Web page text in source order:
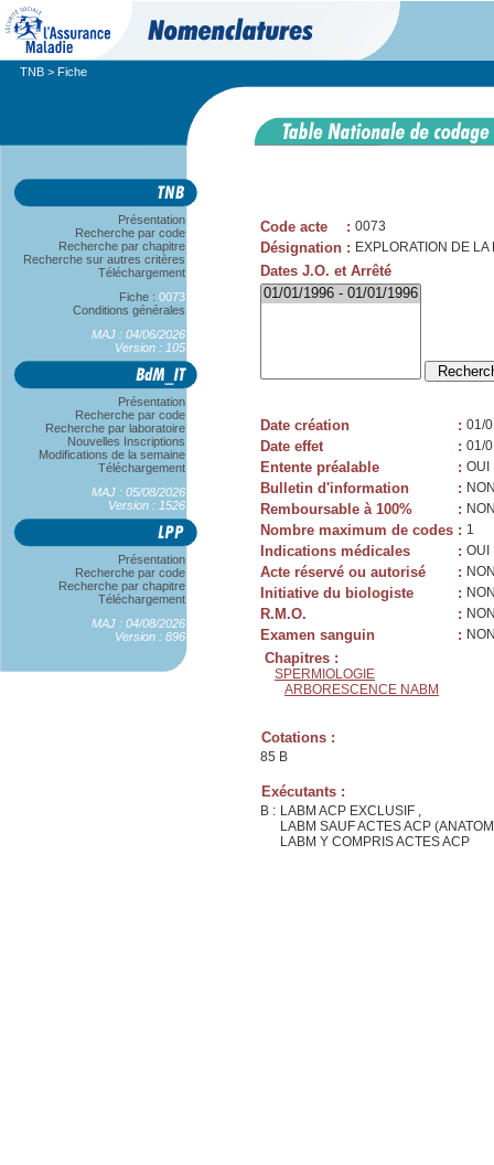
TNB > Fiche
Présentation
Recherche par code
Recherche par chapitre
Recherche sur autres critères
Téléchargement
Fiche : 0073
Conditions générales
MAJ : 04/06/2026
Version : 105
Présentation
Recherche par code
Recherche par laboratoire
Nouvelles Inscriptions
Modifications de la semaine
Téléchargement
MAJ : 05/08/2026
Version : 1526
Présentation
Recherche par code
Recherche par chapitre
Téléchargement
MAJ : 04/08/2026
Version : 896
Code acte : 0073
Désignation : EXPLORATION DE
Dates J.O. et Arrêté
Date création : 01/
Date effet : 01/
Entente préalable : OUI
Bulletin d'information :
Remboursable à 100% :
Nombre maximum de codes : 1
Indications médicales : OUI
Acte réservé ou autorisé :
Initiative du biologiste :
R.M.O. :
Examen sanguin :
Chapitres :
SPERMIOLOGIE
ARBORESCENCE NABM
Cotations :
85 B
Exécutants :
B : LABM ACP EXCLUSIF ,
LABM SAUF ACTES ACP
LABM Y COMPRIS ACTES ACP